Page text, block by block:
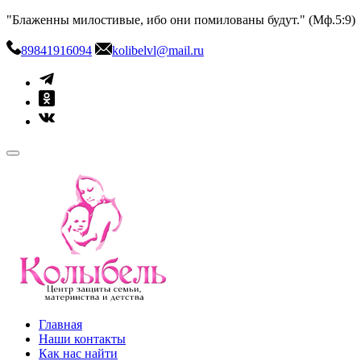
Skip
content
"Блаженны милостивые, ибо они помилованы будут." (Мф.5:9)
89841916094 kolibelvl@mail.ru
kolibel-vl.ru
Центр защиты семьи, материнства и детства
Главная
Наши контакты
Как нас найти